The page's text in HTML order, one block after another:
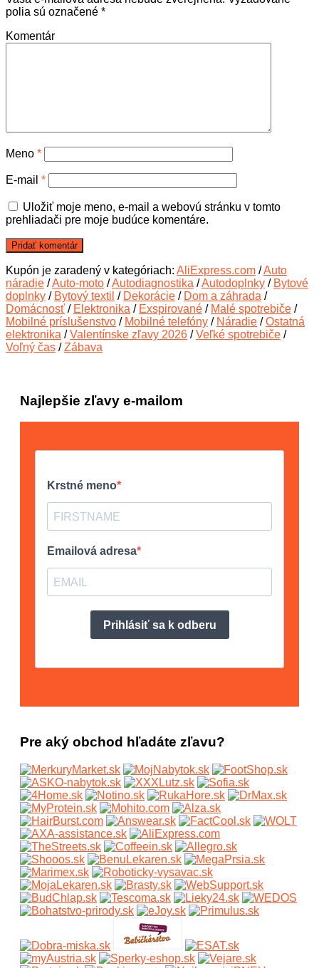
polia sú označené *
Komentár
Meno *
E-mail *
Uložiť moje meno, e-mail a webovú stránku v tomto
prehliadači pre moje budúce komentáre.
Kupón je zaradený v kategóriach: AliExpress.com /Auto
náradie /Auto-moto /Autodiagnostika /Autodoplnky / Bytové
doplnky / Bytový textil / Dekorácie / Dom a záhrada /
Domácnosť / Elektronika / Exspirované / Malé spotrebiče /
Mobilné príslušenstvo / Mobilné telefóny / Náradie /Ostatná
elektronika /Valentínske zľavy 2026 /Veľké spotrebiče /
Voľný čas /Zábava
Najlepšie zľavy e-mailom
Pre aký obchod hľadáte zľavu?